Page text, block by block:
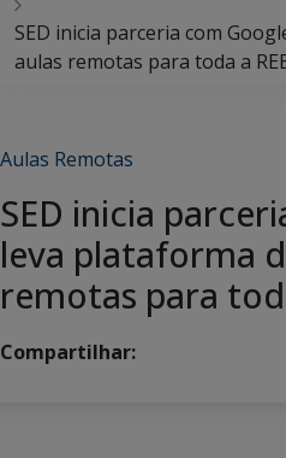
SED inicia parceria com
aulas remotas para toda a
Aulas Remotas
SED inicia
leva plataforma
remotas para
Compartilhar: